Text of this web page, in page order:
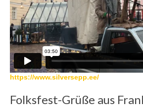
https://www.silversepp.ee/
Folksfest-Grüße aus